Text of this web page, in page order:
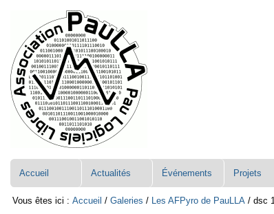
contenu.
Aller
à
la
navigation
Accueil Actualités Événements Projets
Vous êtes ici : Accueil /Galeries / Les AFPyro de PauLLA /dsc